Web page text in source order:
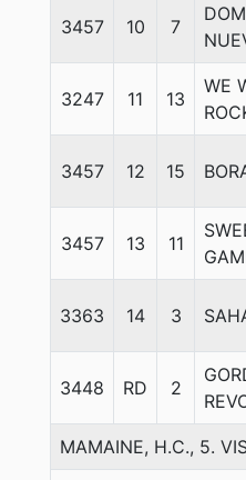
3457 10 7
3247 11 13
WE
3457 12 15
3457 13 11
3363 14 3
3448 RD 2
MAMAINE, H.C., 5.